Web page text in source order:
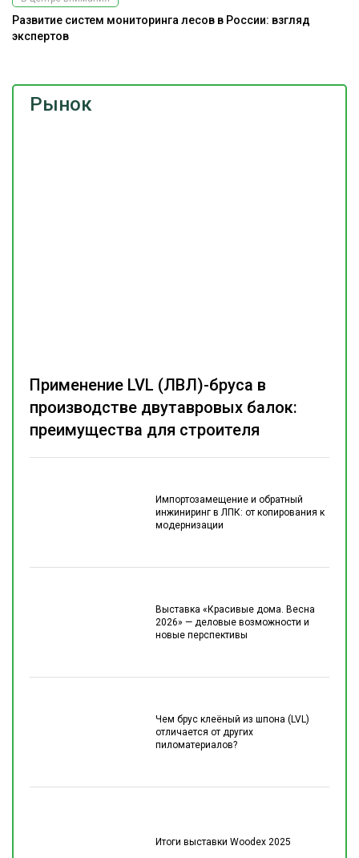
Рынок
Импортозамещение и обратный
инжиниринг в ЛПК: от копирования к
модернизации
Выставка «Красивые дома. Весна
2026» — деловые возможности и
новые перспективы
Чем брус клеёный из шпона (LVL)
отличается от других
пиломатериалов?
Итоги выставки Woodex 2025
Применение LVL (ЛВЛ)-бруса в
производстве двутавровых балок:
преимущества для строителя
Развитие систем мониторинга лесов в России: взгляд
экспертов